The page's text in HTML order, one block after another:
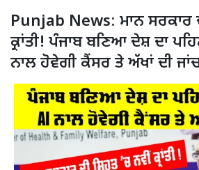
Punjab News: ਮਾਨ ਸਰਕਾਰ
ਕ੍ਰਾਂਤੀ! ਪੰਜਾਬ ਬਣਿਆ ਦੇਸ਼ ਦਾ
ਨਾਲ ਹੋਵੇਗੀ ਕੈਂਸਰ ਤੇ ਅੱਖਾਂ ਦੀ